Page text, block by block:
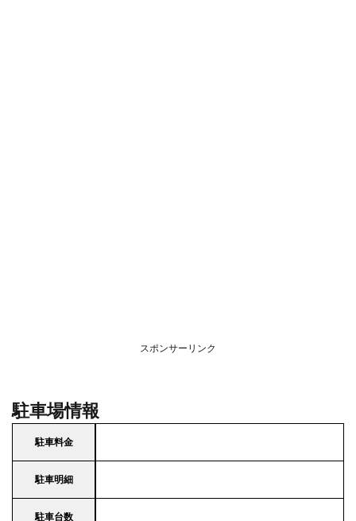
スポンサーリンク
駐車場情報
駐車料金
駐車明細
駐車台数